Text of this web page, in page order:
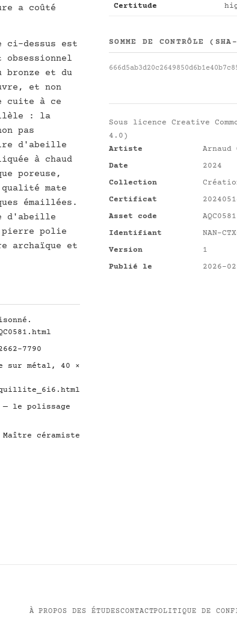
a coûté
ci-dessus est
bronze et du
et non
cuite à ce
: la
pas
d'abeille
à chaud
poreuse,
mate
émaillées.
d'abeille
polie
archaïque et
7790
sur métal, 40 ×
— le polissage
céramiste
Certitude
SOMME DE CONTRÔLE
Sous licence Creative
4.0)
Artiste
Arnaud
Date
2024
Collection
Certificat
Asset code
AQC0581
Identifiant
NAN-
Version
1
Publié le
2026-
À PROPOS DES ÉTUDESCONTACTPOLITIQUE DE